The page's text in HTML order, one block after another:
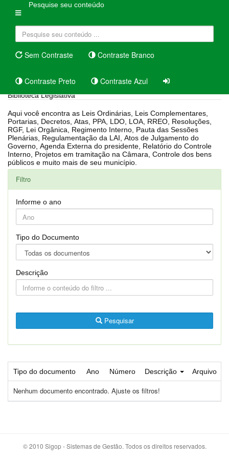
Pesquise seu conteúdo
Sem Contraste Contraste Branco
Contraste Preto Contraste Azul
Biblioteca Legislativa
Aqui você encontra as Leis Ordinárias, Leis Complementares,
Portarias, Decretos, Atas, PPA, LDO, LOA, RREO, Resoluções,
RGF, Lei Orgânica, Regimento Interno, Pauta das Sessões
Plenárias, Regulamentação da LAI, Atos de Julgamento do
Governo, Agenda Externa do presidente, Relatório do Controle
Interno, Projetos em tramitação na Câmara, Controle dos bens
públicos e muito mais de seu município.
Filtro
Informe o ano
Tipo do Documento
Descrição
Pesquisar
Tipo do documento Ano Número Descrição Arquivo
Nenhum documento encontrado. Ajuste os filtros!
© 2010 Sigop - Sistemas de Gestão. Todos os direitos reservados.